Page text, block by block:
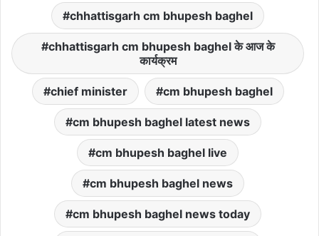
chhattisgarh cm bhupesh baghel
chhattisgarh cm bhupesh baghel के आज के
कार्यक्रम
chief minister cm bhupesh baghel
cm bhupesh baghel latest news
cm bhupesh baghel live
cm bhupesh baghel news
cm bhupesh baghel news today